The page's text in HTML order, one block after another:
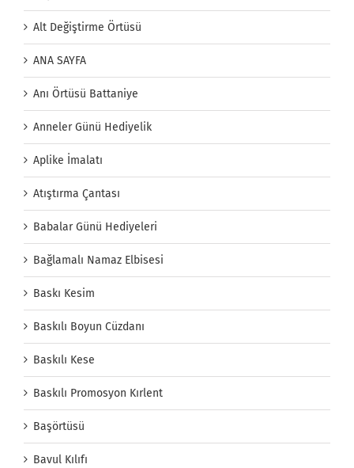
Alt Değiştirme Örtüsü
ANA SAYFA
Anı Örtüsü Battaniye
Anneler Günü Hediyelik
Aplike İmalatı
Atıştırma Çantası
Babalar Günü Hediyeleri
Bağlamalı Namaz Elbisesi
Baskı Kesim
Baskılı Boyun Cüzdanı
Baskılı Kese
Baskılı Promosyon Kırlent
Başörtüsü
Bavul Kılıfı